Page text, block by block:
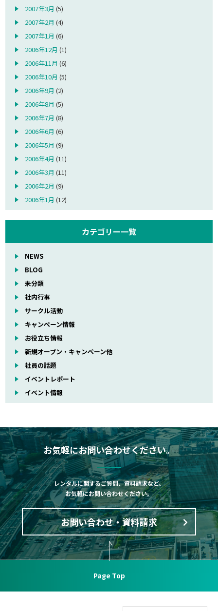
2007年3月 (5)
2007年2月 (4)
2007年1月 (6)
2006年12月 (1)
2006年11月 (6)
2006年10月 (5)
2006年9月 (2)
2006年8月 (5)
2006年7月 (8)
2006年6月 (6)
2006年5月 (9)
2006年4月 (11)
2006年3月 (11)
2006年2月 (9)
2006年1月 (12)
カテゴリー一覧
NEWS
BLOG
未分類
社内行事
サークル活動
キャンペーン情報
お役立ち情報
新規オープン・キャンペーン他
社員の話題
イベントレポート
イベント情報
お気軽にお問い合わせください。
レンタルに関するご質問、資料請求など、
お気軽にお問い合わせください。
お問い合わせ・資料請求
Page Top